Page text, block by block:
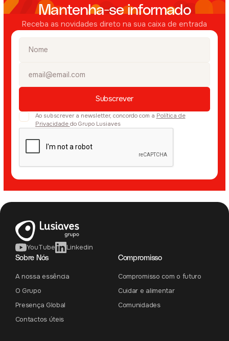
Mantenha-se informado
Receba as novidades direto na sua caixa de entrada
Ao subscrever a newsletter, concordo com a Política de
Privacidade do Grupo Lusiaves
YouTube
Linkedin
Sobre Nós
A nossa essência
O Grupo
Presença Global
Contactos úteis
Compromisso
Compromisso com o futuro
Cuidar e alimentar
Comunidades